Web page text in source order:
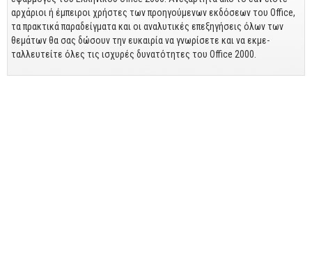
Προσωπική Βελτίωση
Οικονομικά
Τεχνικά
αρχάριοι ή έμπειροι χρή­στες των προηγούμενων εκδόσεων του Office,
τα πρακτικά παραδείγματα και οι αναλυτικές επεξηγήσεις όλων των
θεμά­των θα σας δώσουν την ευκαιρία να γνωρίσετε και να εκμε­
ταλλευτείτε όλες τις ισχυρές δυνατότητες του Office 2000.